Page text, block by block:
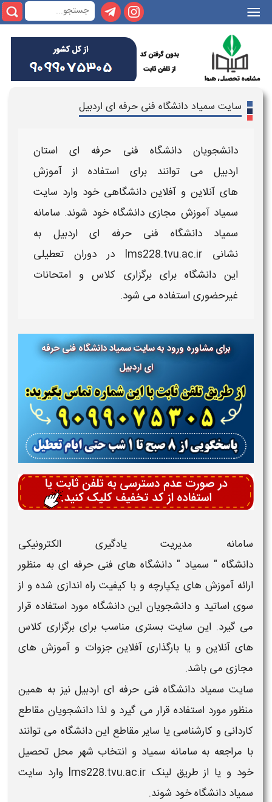
|||
سایت سمیاد دانشگاه فنی حرفه ای اردبیل
دانشجویاندانشگاه فنی حرفه ای استان
اردبیل
می توانند برای استفاده از آموزش
های آنلاین و آفلاین دانشگاهی خود وارد سایت
سمیاد آموزش مجازی دانشگاه خود شوند. سامانه
سمیاد دانشگاه فنی حرفه ای اردبیل
به
نشانی
.tvu.ac.ir
در دوران تعطیلی
ایندانشگاهبرای برگزاری کلاس و امتحانات
غیرحضوریاستفاده می شود.
برای مشاوره ورود به سایت سمیاد دانشگاه فنی حرفه
ایاردبیل
سامانه مدیریت یادگیری الکترونیکی
دانشگاه " سمیاد " دانشگاه های فنی حرفه ای به منظور
ارائه آموزش های یکپارچه و با کیفیت راه اندازی شده و از
سوی اساتید و دانشجویان این دانشگاه مورد استفاده قرار
می گیرد. این سایتبستری مناسب برای برگزاری کلاس
های آنلاین و یا بارگذاری آفلاین جزوات و آموزش های
مجازی می باشد.
سایت سمیاد دانشگاه فنی حرفه ای اردبیل نیز به همین
منظور مورد استفاده قرار می گیرد و لذا دانشجویان مقاطع
کاردانی و کارشناسی یا سایر مقاطع ایندانشگاه می توانند
با مراجعه به سامانه سمیاد و انتخاب شهر محل تحصیل
خود و یا از طریق
لینک lms228.tvu.ac.ir وارد سایت
سمیاد دانشگاهخود شوند.